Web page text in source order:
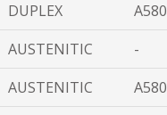
DUPLEX A580
AUSTENITIC -
AUSTENITIC A580